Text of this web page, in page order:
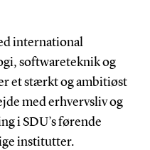
international
softwareteknik og
et stærkt og ambitiøst
med erhvervsliv og
i SDU’s førende
institutter.